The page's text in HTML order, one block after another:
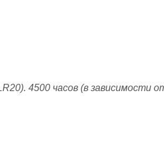
4500 часов (в зависимости